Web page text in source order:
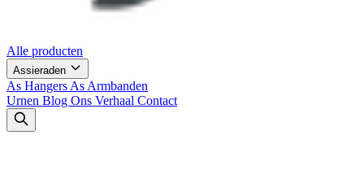
Alle producten
Assieraden
As Hangers As Armbanden
Urnen Blog Ons Verhaal Contact